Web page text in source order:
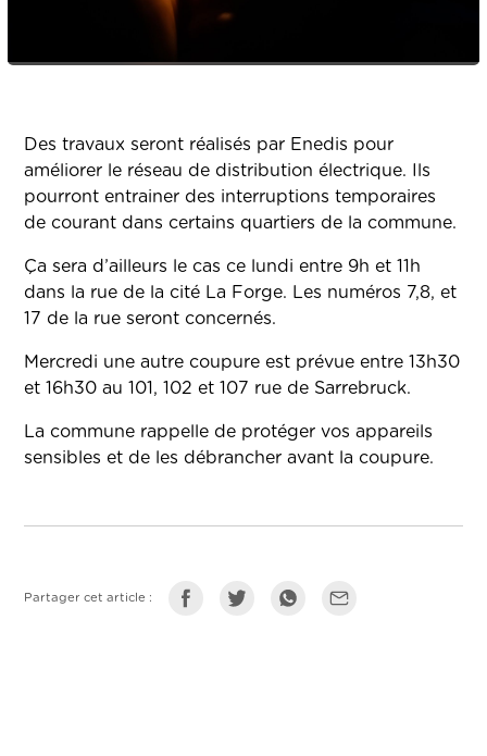
Des travaux seront réalisés par Enedis pour
améliorer le réseau de distribution électrique. Ils
pourront entrainer des interruptions temporaires
de courant dans certains quartiers de la commune.
Ça sera d’ailleurs le cas ce lundi entre 9h et 11h
dans la rue de la cité La Forge. Les numéros 7,8, et
17 de la rue seront concernés.
Mercredi une autre coupure est prévue entre 13h30
et 16h30 au 101, 102 et 107 rue de Sarrebruck.
La commune rappelle de protéger vos appareils
sensibles et de les débrancher avant la coupure.
Partager cet article :